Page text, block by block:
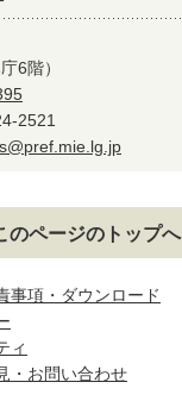
6階）
2521
のページのトップへ
事項・ダウンロード
ィ
・お問い合わせ